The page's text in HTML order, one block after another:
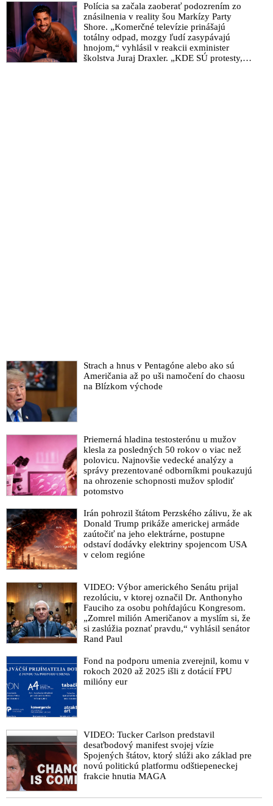
Polícia sa začala zaoberať podozrením zo
znásilnenia v reality šou Markízy Party
Shore. „Komerčné televízie prinášajú
totálny odpad, mozgy ľudí zasypávajú
hnojom,“ vyhlásil v reakcii exminister
školstva Juraj Draxler. „KDE SÚ protesty,
Strach a hnus v Pentagóne alebo ako sú
Američania až po uši namočení do chaosu
na Blízkom východe
Priemerná hladina testosterónu u mužov
klesla za posledných 50 rokov o viac než
polovicu. Najnovšie vedecké analýzy a
správy prezentované odborníkmi poukazujú
na ohrozenie schopnosti mužov splodiť
potomstvo
Irán pohrozil štátom Perzského zálivu, že ak
Donald Trump prikáže americkej armáde
zaútočiť na jeho elektrárne, postupne
odstaví dodávky elektriny spojencom USA
v celom regióne
VIDEO: Výbor amerického Senátu prijal
rezolúciu, v ktorej označil Dr. Anthonyho
Fauciho za osobu pohŕdajúcu Kongresom.
„Zomrel milión Američanov a myslím si, že
si zaslúžia poznať pravdu,“ vyhlásil senátor
Rand Paul
Fond na podporu umenia zverejnil, komu v
rokoch 2020 až 2025 išli z dotácií FPU
milióny eur
VIDEO: Tucker Carlson predstavil
desaťbodový manifest svojej vízie
Spojených štátov, ktorý slúži ako základ pre
novú politickú platformu odštiepeneckej
frakcie hnutia MAGA